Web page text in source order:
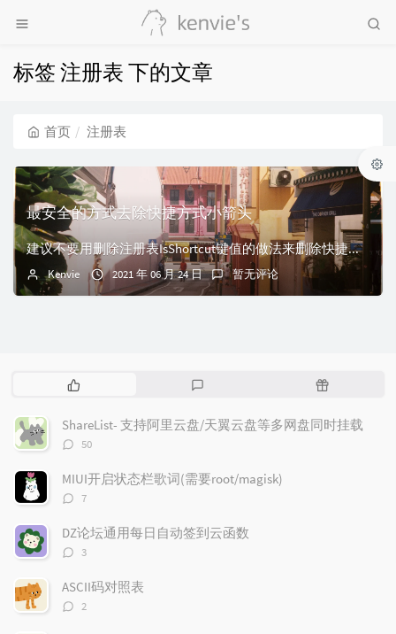
标签 注册表 下的文章
首页 注册表
最安全的方式去除快捷方式小箭头
建议不要用删除注册表IsShortcut键值的做法来删除快捷方式箭头，这样会导致出现很多问题（已亲身体验过，不要问我有多烦）。包括Win+X菜单打不开，右...
Kenvie 2021 年 06 月 24 日 暂无评论
热
文
章
评
随
文
ShareList- 支持阿里云盘/天翼云盘等多网盘同时挂载
评
数：
50
MIUI开启状态栏歌词(需要root/magisk)
评
数：
7
DZ论坛通用每日自动签到云函数
评
数：
3
ASCII码对照表
评
2